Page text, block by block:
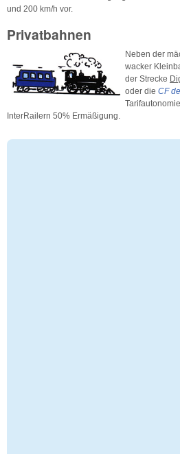
und 200 km/h vor.
Privatbahnen
Neben der
wacker
der Strecke
oder die CF
InterRailern 50% Ermäßigung.